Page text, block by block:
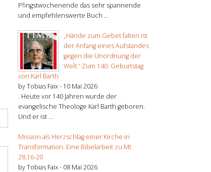
Pfingstwochenende das sehr spannende
und empfehlenswerte Buch ...
„Hände zum Gebet falten ist
der Anfang eines Aufstandes
gegen die Unordnung der
Welt.“ Zum 140. Geburtstag
von Karl Barth
by Tobias Faix - 10 Mai 2026
. Heute vor 140 Jahren wurde der
evangelische Theologe Karl Barth geboren.
Und er ist ...
Mission als Herzschlag einer Kirche in
Transformation. Eine Bibelarbeit zu Mt
28,16-20
by Tobias Faix - 08 Mai 2026